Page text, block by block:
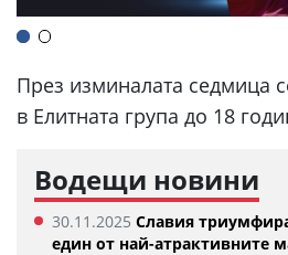
През изминалата седмица
в Елитната група до 18
Водещи новини
30.11.2025 Славия
един от най-атрактивните